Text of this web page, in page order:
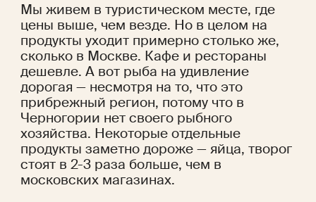
Мы живем в туристическом месте, где
цены выше, чем везде. Но в целом на
продукты уходит примерно столько же,
сколько в Москве. Кафе и рестораны
дешевле. А вот рыба на удивление
дорогая — несмотря на то, что это
прибрежный регион, потому что в
Черногории нет своего рыбного
хозяйства. Некоторые отдельные
продукты заметно дороже — яйца, творог
стоят в 2-3 раза больше, чем в
московских магазинах.